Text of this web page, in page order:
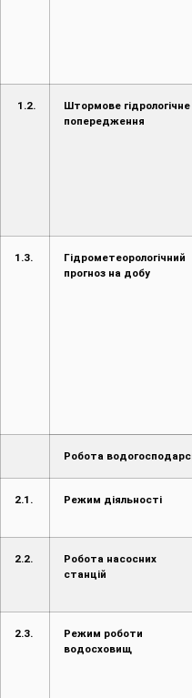
1.2.
Штормове гідрологічне
попередження
1.3.
Гідрометеорологічний
прогноз на добу
Робота
2.1. Режим діяльності
2.2.
Робота насосних
станцій
2.3.
Режим роботи
водосховищ